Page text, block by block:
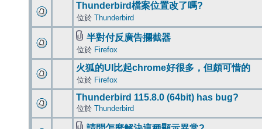
Thunderbird檔案位置改了嗎?
位於 Thunderbird
半對付反廣告攔截器
位於 Firefox
火狐的UI比起chrome好很多，但頗可惜的
位於 Firefox
Thunderbird 115.8.0 (64bit) has bug?
位於 Thunderbird